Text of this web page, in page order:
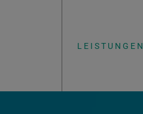
LEISTUNGEN